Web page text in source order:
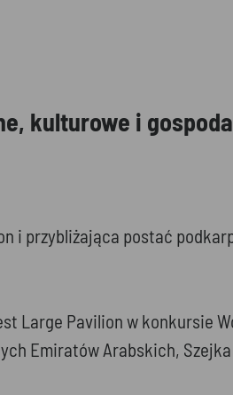
kulturowe i
i przybliżająca postać
Large Pavilion w konkursie
Emiratów Arabskich, Szejka